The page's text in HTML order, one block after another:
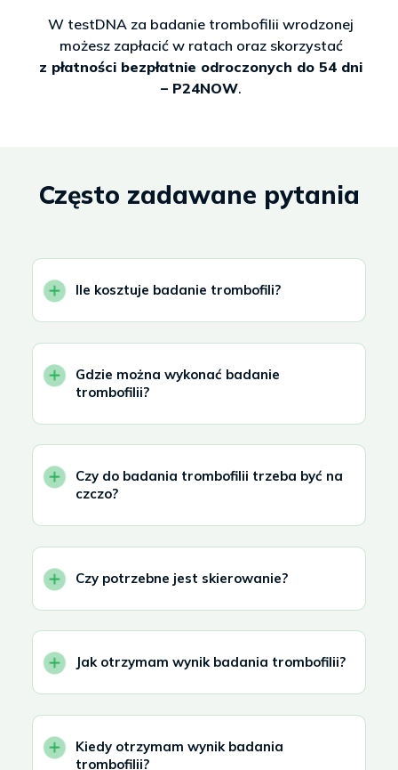
W testDNA za badanie trombofilii wrodzonej
możesz zapłacić w ratach oraz skorzystać
z płatności bezpłatnie odroczonych do 54 dni
– P24NOW.
Często zadawane pytania
Ile kosztuje badanie trombofili?
Gdzie można wykonać badanie
trombofilii?
Czy do badania trombofilii trzeba być na
czczo?
Czy potrzebne jest skierowanie?
Jak otrzymam wynik badania trombofilii?
Kiedy otrzymam wynik badania
trombofilii?